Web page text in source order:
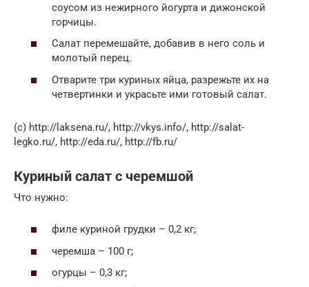
соусом из нежирного йогурта и дижонской
горчицы.
Салат перемешайте, добавив в него соль и
молотый перец.
Отварите три куриных яйца, разрежьте их на
четвертинки и украсьте ими готовый салат.
(с) http://laksena.ru/, http://vkys.info/, http://salat-
legko.ru/, http://eda.ru/, http://fb.ru/
Куриный салат с черемшой
Что нужно:
филе куриной грудки – 0,2 кг;
черемша – 100 г;
огурцы – 0,3 кг;